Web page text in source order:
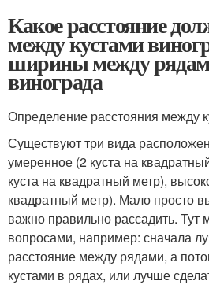
Какое расстояние
между кустами
ширины между
винограда
Определение расстояния между
Существуют три вида
умеренное (2 куста на
куста на квадратный метр),
квадратный метр). Мало просто
важно правильно рассадить. Тут
вопросами, например: сначала
расстояние между рядами, а
кустами в рядах, или лучше